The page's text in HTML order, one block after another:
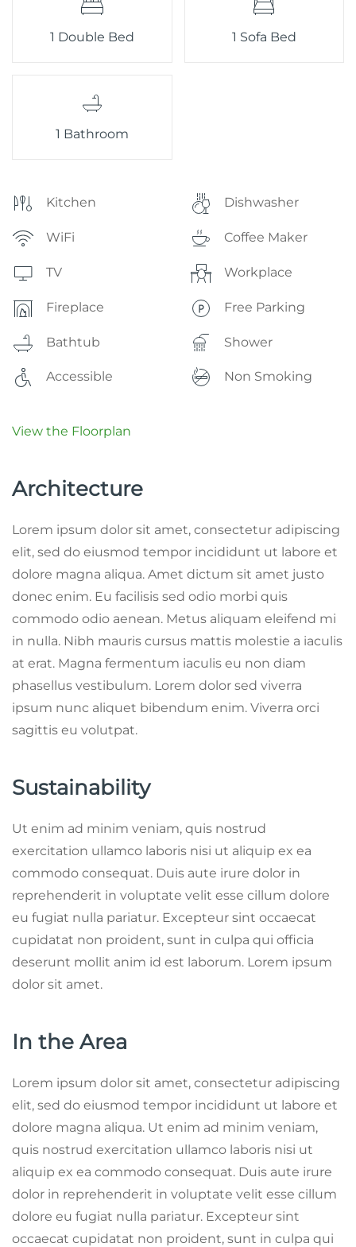
1 Double Bed 1 Sofa Bed
1 Bathroom
Kitchen Dishwasher
WiFi Coffee Maker
TV Workplace
Fireplace Free Parking
Bathtub Shower
Accessible Non Smoking
View the Floorplan
Architecture
Lorem ipsum dolor sit amet, consectetur adipiscing
elit, sed do eiusmod tempor incididunt ut labore et
dolore magna aliqua. Amet dictum sit amet justo
donec enim. Eu facilisis sed odio morbi quis
commodo odio aenean. Metus aliquam eleifend mi
in nulla. Nibh mauris cursus mattis molestie a iaculis
at erat. Magna fermentum iaculis eu non diam
phasellus vestibulum. Lorem dolor sed viverra
ipsum nunc aliquet bibendum enim. Viverra orci
sagittis eu volutpat.
Sustainability
Ut enim ad minim veniam, quis nostrud
exercitation ullamco laboris nisi ut aliquip ex ea
commodo consequat. Duis aute irure dolor in
reprehenderit in voluptate velit esse cillum dolore
eu fugiat nulla pariatur. Excepteur sint occaecat
cupidatat non proident, sunt in culpa qui officia
deserunt mollit anim id est laborum. Lorem ipsum
dolor sit amet.
In the Area
Lorem ipsum dolor sit amet, consectetur adipiscing
elit, sed do eiusmod tempor incididunt ut labore et
dolore magna aliqua. Ut enim ad minim veniam,
quis nostrud exercitation ullamco laboris nisi ut
aliquip ex ea commodo consequat. Duis aute irure
dolor in reprehenderit in voluptate velit esse cillum
dolore eu fugiat nulla pariatur. Excepteur sint
occaecat cupidatat non proident, sunt in culpa qui